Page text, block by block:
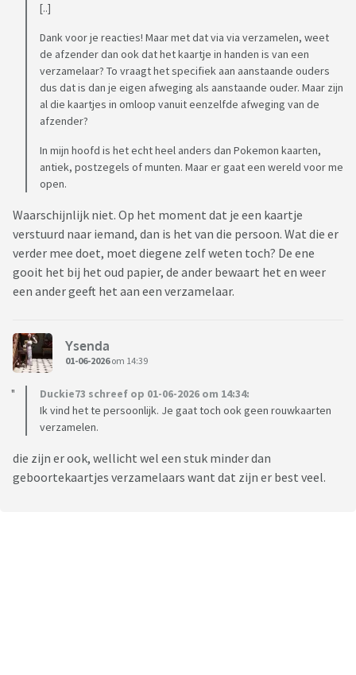
[..]
Dank voor je reacties! Maar met dat via via verzamelen, weet
de afzender dan ook dat het kaartje in handen is van een
verzamelaar? To vraagt het specifiek aan aanstaande ouders
dus dat is dan je eigen afweging als aanstaande ouder. Maar zijn
al die kaartjes in omloop vanuit eenzelfde afweging van de
afzender?
In mijn hoofd is het echt heel anders dan Pokemon kaarten,
antiek, postzegels of munten. Maar er gaat een wereld voor me
open.
Waarschijnlijk niet. Op het moment dat je een kaartje
verstuurd naar iemand, dan is het van die persoon. Wat die er
verder mee doet, moet diegene zelf weten toch? De ene
gooit het bij het oud papier, de ander bewaart het en weer
een ander geeft het aan een verzamelaar.
Ysenda
01-06-2026om 14:39
Duckie73 schreef op 01-06-2026 om 14:34:
Ik vind het te persoonlijk. Je gaat toch ook geen rouwkaarten
verzamelen.
die zijn er ook, wellicht wel een stuk minder dan
geboortekaartjes verzamelaars want dat zijn er best veel.